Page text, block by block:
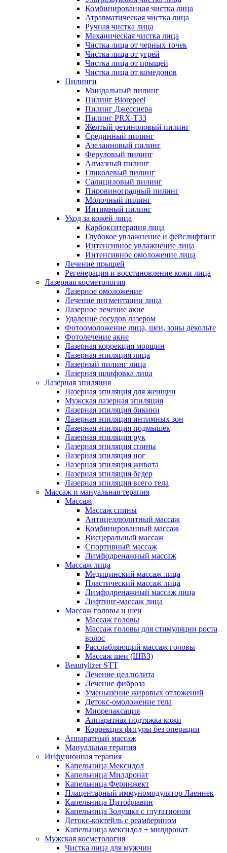
Комбинированная чистка лица
Атравматическая чистка лица
Ручная чистка лица
Механическая чистка лица
Чистка лица от черных точек
Чистка лица от угрей
Чистка лица от прыщей
Чистка лица от комедонов
Пилинги
Миндальный пилинг
Пилинг Biorepeel
Пилинг Джесснера
Пилинг PRX-T33
Желтый ретиноловый пилинг
Срединный пилинг
Азелаиновый пилинг
Феруловый пилинг
Алмазный пилинг
Гликолевый пилинг
Салициловый пилинг
Пировиноградный пилинг
Молочный пилинг
Интимный пилинг
Уход за кожей лица
Карбокситерапия лица
Глубокое увлажнение и фейслифтинг
Интенсивное увлажнение лица
Интенсивное омоложение лица
Лечение прыщей
Регенерация и восстановление кожи лица
Лазерная косметология
Лазерное омоложение
Лечение пигментации лица
Лазерное лечение акне
Удаление сосудов лазером
Фотоомоложение лица, шеи, зоны декольте
Фотолечение акне
Лазерная коррекция морщин
Лазерная эпиляция лица
Лазерный пилинг лица
Лазерная шлифовка лица
Лазерная эпиляция
Лазерная эпиляция для женщин
Мужская лазерная эпиляция
Лазерная эпиляция бикини
Лазерная эпиляция интимных зон
Лазерная эпиляция подмышек
Лазерная эпиляция рук
Лазерная эпиляция спины
Лазерная эпиляция ног
Лазерная эпиляция живота
Лазерная эпиляция бедер
Лазерная эпиляция всего тела
Массаж и мануальная терапия
Массаж
Массаж спины
Антицеллюлитный массаж
Комбинированный массаж
Висцеральный массаж
Спортивный массаж
Лимфодренажный массаж
Массаж лица
Медицинский массаж лица
Пластический массаж лица
Лимфодренажный массаж лица
Лифтинг-массаж лица
Массаж головы и шеи
Массаж головы
Массаж головы для стимуляции роста
волос
Расслабляющий массаж головы
Массаж шеи (ШВЗ)
Beautylizer STT
Лечение целлюлита
Лечение фиброза
Уменьшение жировых отложений
Детокс-омоложение тела
Миорелаксация
Аппаратная подтяжка кожи
Коррекция фигуры без операции
Аппаратный массаж
Мануальная терапия
Инфузионная терапия
Капельница Мексидол
Капельница Милдронат
Капельница Феринжект
Плацентарный иммуномодулятор Лаеннек
Капельница Цитофлавин
Капельница Золушка с глутатионом
Детокс-коктейль с реамберином
Капельница мексидол + милдронат
Мужская косметология
Чистка лица для мужчин